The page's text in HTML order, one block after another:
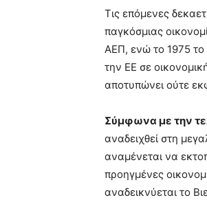
Τις επόμενες
παγκόσμιας
ΑΕΠ, ενώ το 1975 το
την ΕΕ σε
αποτυπώνει ούτε
Σύμφωνα με την
αναδειχθεί στη
αναμένεται να
προηγμένες
αναδεικνύεται το